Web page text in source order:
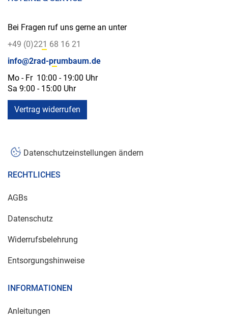
Bei Fragen ruf uns gerne an unter
+49 (0)221 68 16 21
info@2rad-prumbaum.de
Mo - Fr 10:00 - 19:00 Uhr
Sa 9:00 - 15:00 Uhr
Vertrag widerrufen
Datenschutzeinstellungen ändern
RECHTLICHES
AGBs
Datenschutz
Widerrufsbelehrung
Entsorgungshinweise
INFORMATIONEN
Anleitungen